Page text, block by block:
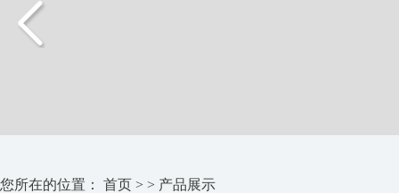
您所在的位置： 首页 > > 产品展示